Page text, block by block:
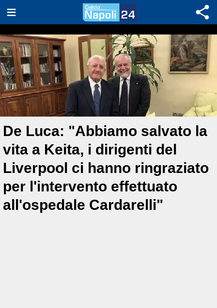
De Luca: "Abbiamo salvato la
vita a Keita, i dirigenti del
Liverpool ci hanno ringraziato
per l'intervento effettuato
all'ospedale Cardarelli"